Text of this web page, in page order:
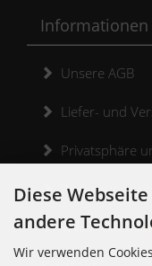
Informationen
Unsere AGB
Liefer- und
Privatsphäre
Widerrufsrecht
Diese
andere
Wir verwenden